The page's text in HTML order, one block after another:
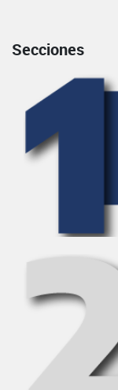
Secciones